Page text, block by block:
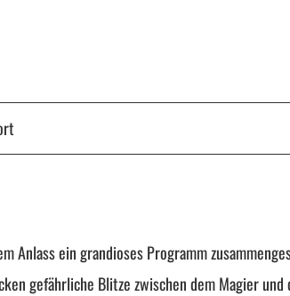
Anlass ein grandioses Programm
gefährliche Blitze zwischen dem Magier